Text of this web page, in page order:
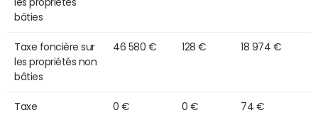
les propriétés
bâties
Taxe foncière sur
les propriétés non
bâties
46 580 € 128 € 18 974 €
Taxe
0 € 0 € 74 €